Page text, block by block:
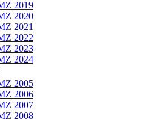
2019
2020
2021
2022
2023
2024
2005
2006
2007
2008